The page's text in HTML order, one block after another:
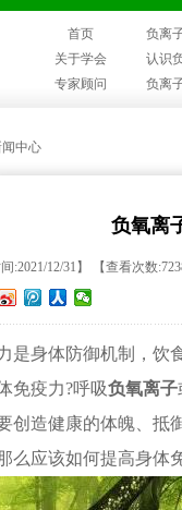
首页
负离
关于学会
认识
专家顾问
负离
中心
负氧离
间:2021/12/31】 【查看次数
是身体防御机制，饮
免疫力?呼吸负氧离子
创造健康的体魄、抵
么应该如何提高身体